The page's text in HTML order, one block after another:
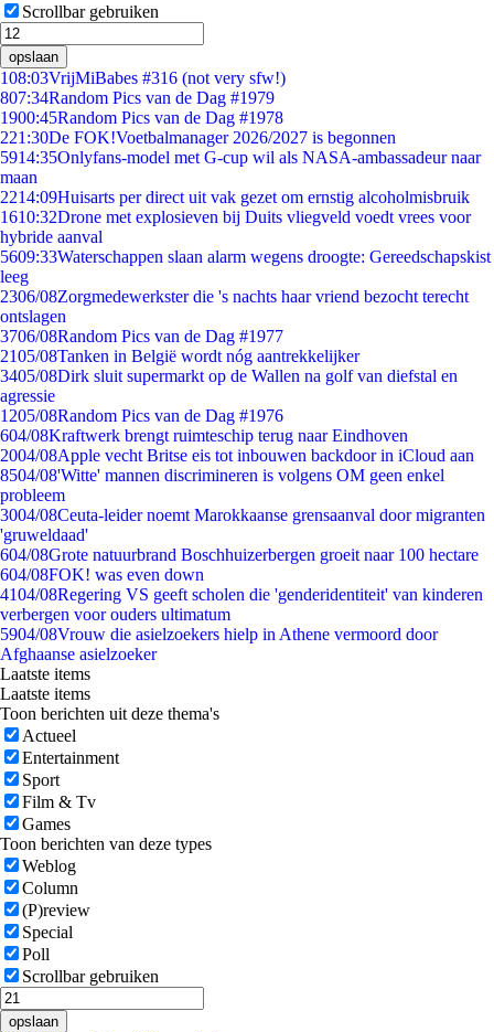
Scrollbar gebruiken
opslaan
108:03VrijMiBabes #316 (not very sfw!)
807:34Random Pics van de Dag #1979
1900:45Random Pics van de Dag #1978
221:30De FOK!Voetbalmanager 2026/2027 is begonnen
5914:35Onlyfans-model met G-cup wil als NASA-ambassadeur naar
maan
2214:09Huisarts per direct uit vak gezet om ernstig alcoholmisbruik
1610:32Drone met explosieven bij Duits vliegveld voedt vrees voor
hybride aanval
5609:33Waterschappen slaan alarm wegens droogte: Gereedschapskist
leeg
2306/08Zorgmedewerkster die 's nachts haar vriend bezocht terecht
ontslagen
3706/08Random Pics van de Dag #1977
2105/08Tanken in België wordt nóg aantrekkelijker
3405/08Dirk sluit supermarkt op de Wallen na golf van diefstal en
agressie
1205/08Random Pics van de Dag #1976
604/08Kraftwerk brengt ruimteschip terug naar Eindhoven
2004/08Apple vecht Britse eis tot inbouwen backdoor in iCloud aan
8504/08'Witte' mannen discrimineren is volgens OM geen enkel
probleem
3004/08Ceuta-leider noemt Marokkaanse grensaanval door migranten
'gruweldaad'
604/08Grote natuurbrand Boschhuizerbergen groeit naar 100 hectare
604/08FOK! was even down
4104/08Regering VS geeft scholen die 'genderidentiteit' van kinderen
verbergen voor ouders ultimatum
5904/08Vrouw die asielzoekers hielp in Athene vermoord door
Afghaanse asielzoeker
Laatste items
Laatste items
Toon berichten uit deze thema's
Actueel
Entertainment
Sport
Film & Tv
Games
Toon berichten van deze types
Weblog
Column
(P)review
Special
Poll
Scrollbar gebruiken
opslaan